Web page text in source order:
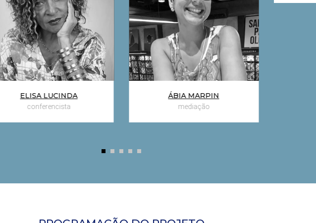
Empatia e solidariedade:
antídotos contra a banalização
da maldade e do preconceito
ELISA LUCINDA
conferencista
Empatia e solidariedade:
antídotos contra a banalização
da maldade e do preconceito
ÁBIA MARPIN
mediação